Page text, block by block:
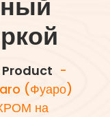
Product -
(Фуаро)
на